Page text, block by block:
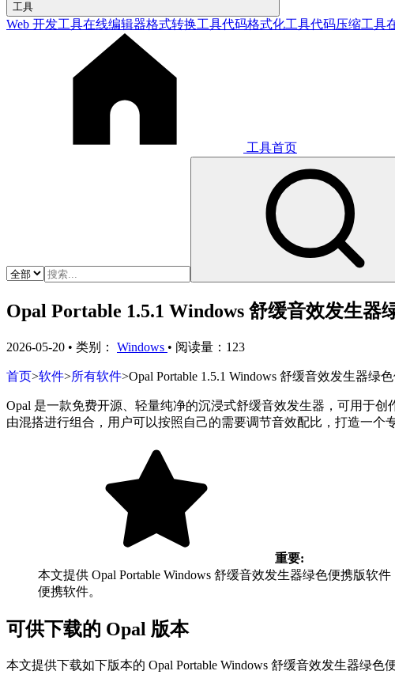
工具
Web 开发工具在线编辑器格式转换工具代码格式化工具代码压缩工具
工具首页
Opal Portable 1.5.1 Windows 舒缓音效发生器
2026-05-20 • 类别： Windows • 阅读量：123
首页>软件>所有软件>Opal Portable 1.5.1 Windows 舒缓音效发生器绿
Opal 是一款免费开源、轻量纯净的沉浸式舒缓音效发生器，可用于
由混搭进行组合，用户可以按照自己的需要调节音效配比，打造一个
重要:
本文提供 Opal Portable Windows 舒缓音效发生器绿色便携版
便携软件。
可供下载的 Opal 版本
本文提供下载如下版本的 Opal Portable Windows 舒缓音效发生器绿色